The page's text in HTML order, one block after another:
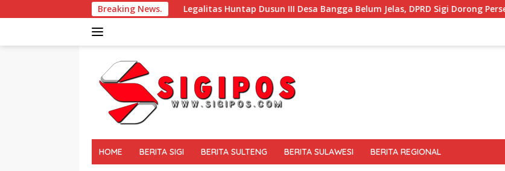
ke
Breaking News.
Legalitas Huntap Dusun III Desa Bangga Belum Jelas, DPRD Sigi Dorong Persetujuan Hibah Tanah
HOME BERITA SIGI BERITA SULTENG BERITA SULAWESI BERITA REGIONAL